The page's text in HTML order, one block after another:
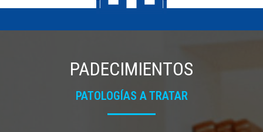
PADECIMIENTOS
PATOLOGÍAS A TRATAR